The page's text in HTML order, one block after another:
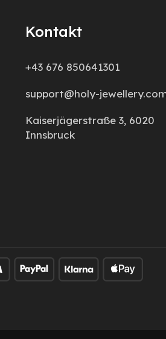
Kontakt
+43 676 850641301
support@holy-
Kaiserjägerstraße 3, 6020
Innsbruck